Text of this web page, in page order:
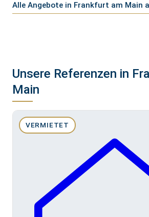
Alle Angebote in Frankfurt am Main
Unsere Referenzen in
Main
VERMIETET